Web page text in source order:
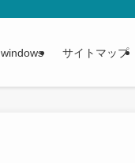
windows サイトマップ